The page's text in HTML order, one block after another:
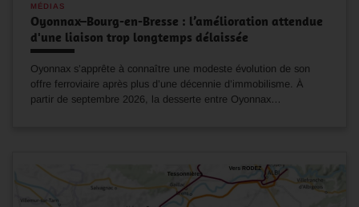
MÉDIAS
Oyonnax–Bourg-en-Bresse : l’amélioration attendue
d'une liaison trop longtemps délaissée
Oyonnax s’apprête à connaître une modeste évolution de son
offre ferroviaire après plus d’une décennie d’immobilisme. À
partir de septembre 2026, la desserte entre Oyonnax…